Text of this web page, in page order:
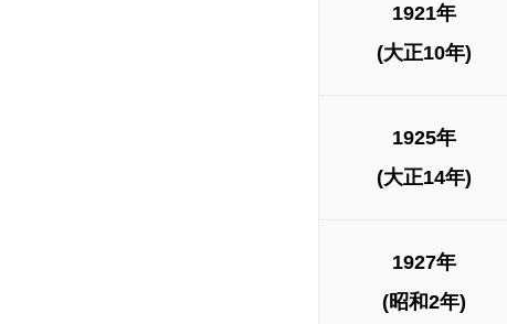
1921年
(大正10年)
1925年
(大正14年)
1927年
(昭和2年)